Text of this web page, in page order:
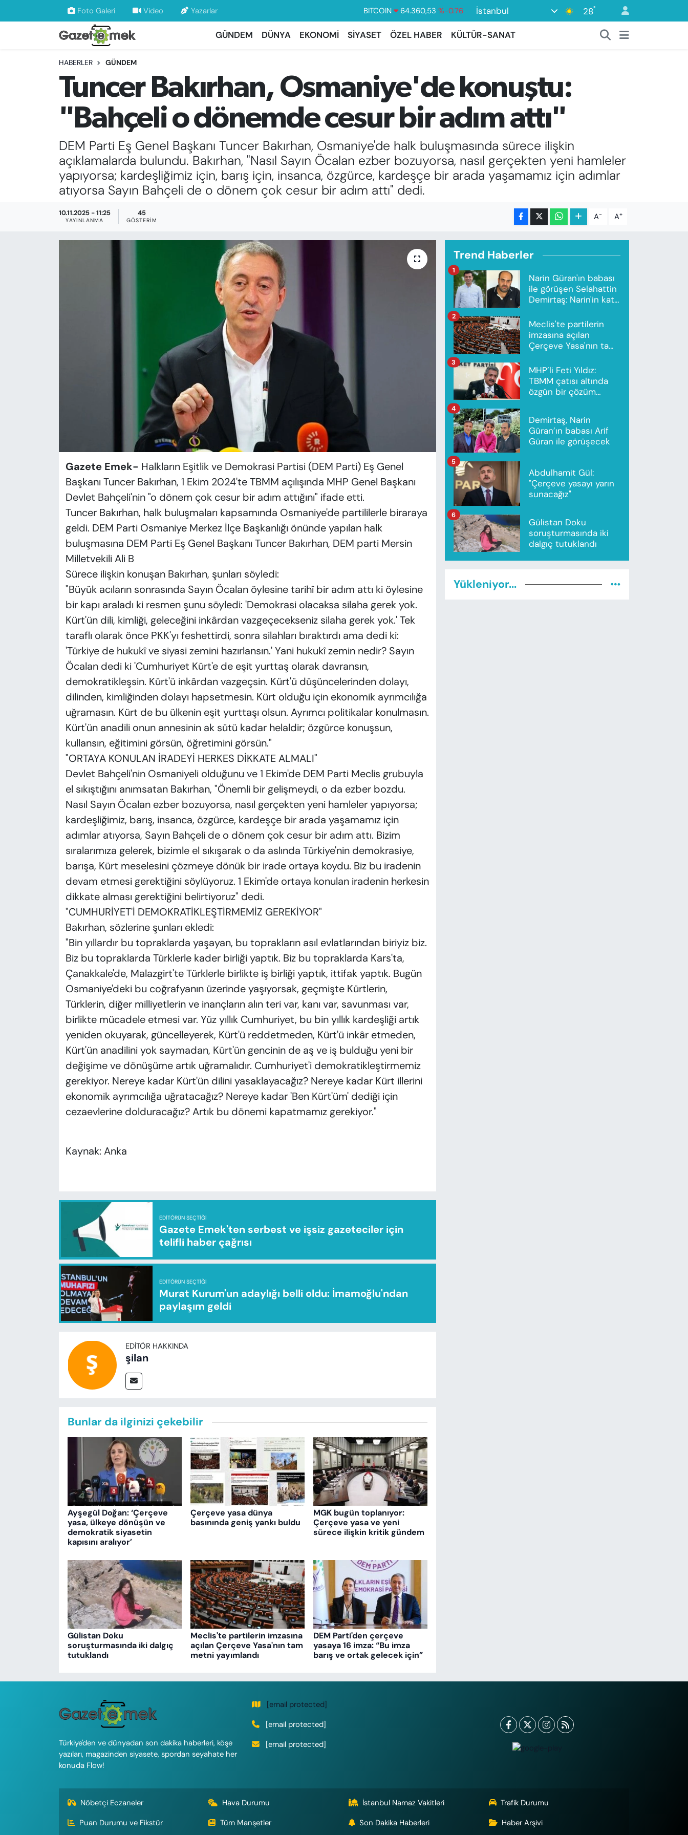
Foto Galeri Video Yazarlar BITCOIN 64.360,53 %-0.76
GRAM ALTIN
6574.81 %1.44
BİST100
13.887 %64
İstanbul 28°
GÜNDEM DÜNYA EKONOMİ SİYASET ÖZEL HABER KÜLTÜR-SANAT
HABERLER GÜNDEM
Tuncer Bakırhan, Osmaniye'de konuştu:
"Bahçeli o dönemde cesur bir adım attı"
DEM Parti Eş Genel Başkanı Tuncer Bakırhan, Osmaniye'de halk buluşmasında sürece ilişkin
açıklamalarda bulundu. Bakırhan, "Nasıl Sayın Öcalan ezber bozuyorsa, nasıl gerçekten yeni hamleler
yapıyorsa; kardeşliğimiz için, barış için, insanca, özgürce, kardeşçe bir arada yaşamamız için adımlar
atıyorsa Sayın Bahçeli de o dönem çok cesur bir adım attı" dedi.
10.11.2025 - 11:25
YAYINLANMA
45
GÖSTERIM A- A+
Gazete Emek- Halkların Eşitlik ve Demokrasi Partisi (DEM Parti) Eş Genel
Başkanı Tuncer Bakırhan, 1 Ekim 2024'te TBMM açılışında MHP Genel Başkanı
Devlet Bahçeli'nin "o dönem çok cesur bir adım attığını" ifade etti.
Tuncer Bakırhan, halk buluşmaları kapsamında Osmaniye'de partililerle biraraya
geldi. DEM Parti Osmaniye Merkez İlçe Başkanlığı önünde yapılan halk
buluşmasına DEM Parti Eş Genel Başkanı Tuncer Bakırhan, DEM parti Mersin
Milletvekili Ali B
Sürece ilişkin konuşan Bakırhan, şunları söyledi:
"Büyük acıların sonrasında Sayın Öcalan öylesine tarihî bir adım attı ki öylesine
bir kapı araladı ki resmen şunu söyledi: 'Demokrasi olacaksa silaha gerek yok.
Kürt'ün dili, kimliği, geleceğini inkârdan vazgeçecekseniz silaha gerek yok.' Tek
taraflı olarak önce PKK'yı feshettirdi, sonra silahları bıraktırdı ama dedi ki:
'Türkiye de hukukî ve siyasi zemini hazırlansın.' Yani hukukî zemin nedir? Sayın
Öcalan dedi ki 'Cumhuriyet Kürt'e de eşit yurttaş olarak davransın,
demokratikleşsin. Kürt'ü inkârdan vazgeçsin. Kürt'ü düşüncelerinden dolayı,
dilinden, kimliğinden dolayı hapsetmesin. Kürt olduğu için ekonomik ayrımcılığa
uğramasın. Kürt de bu ülkenin eşit yurttaşı olsun. Ayrımcı politikalar konulmasın.
Kürt'ün anadili onun annesinin ak sütü kadar helaldir; özgürce konuşsun,
kullansın, eğitimini görsün, öğretimini görsün."
"ORTAYA KONULAN İRADEYİ HERKES DİKKATE ALMALI"
Devlet Bahçeli'nin Osmaniyeli olduğunu ve 1 Ekim'de DEM Parti Meclis grubuyla
el sıkıştığını anımsatan Bakırhan, "Önemli bir gelişmeydi, o da ezber bozdu.
Nasıl Sayın Öcalan ezber bozuyorsa, nasıl gerçekten yeni hamleler yapıyorsa;
kardeşliğimiz, barış, insanca, özgürce, kardeşçe bir arada yaşamamız için
adımlar atıyorsa, Sayın Bahçeli de o dönem çok cesur bir adım attı. Bizim
sıralarımıza gelerek, bizimle el sıkışarak o da aslında Türkiye'nin demokrasiye,
barışa, Kürt meselesini çözmeye dönük bir irade ortaya koydu. Biz bu iradenin
devam etmesi gerektiğini söylüyoruz. 1 Ekim'de ortaya konulan iradenin herkesin
dikkate alması gerektiğini belirtiyoruz" dedi.
"CUMHURİYET'İ DEMOKRATİKLEŞTİRMEMİZ GEREKİYOR"
Bakırhan, sözlerine şunları ekledi:
"Bin yıllardır bu topraklarda yaşayan, bu toprakların asıl evlatlarından biriyiz biz.
Biz bu topraklarda Türklerle kader birliği yaptık. Biz bu topraklarda Kars'ta,
Çanakkale'de, Malazgirt'te Türklerle birlikte iş birliği yaptık, ittifak yaptık. Bugün
Osmaniye'deki bu coğrafyanın üzerinde yaşıyorsak, geçmişte Kürtlerin,
Türklerin, diğer milliyetlerin ve inançların alın teri var, kanı var, savunması var,
birlikte mücadele etmesi var. Yüz yıllık Cumhuriyet, bu bin yıllık kardeşliği artık
yeniden okuyarak, güncelleyerek, Kürt'ü reddetmeden, Kürt'ü inkâr etmeden,
Kürt'ün anadilini yok saymadan, Kürt'ün gencinin de aş ve iş bulduğu yeni bir
değişime ve dönüşüme artık uğramalıdır. Cumhuriyet'i demokratikleştirmemiz
gerekiyor. Nereye kadar Kürt'ün dilini yasaklayacağız? Nereye kadar Kürt illerini
ekonomik ayrımcılığa uğratacağız? Nereye kadar 'Ben Kürt'üm' dediği için
cezaevlerine dolduracağız? Artık bu dönemi kapatmamız gerekiyor."
Kaynak: Anka
EDITÖRÜN SEÇTIĞI
Gazete Emek'ten serbest ve işsiz gazeteciler için
telifli haber çağrısı
EDITÖRÜN SEÇTIĞI
Murat Kurum'un adaylığı belli oldu: İmamoğlu'ndan
paylaşım geldi
EDITÖR HAKKINDA
şilan
Bunlar da ilginizi çekebilir
Ayşegül Doğan: ‘Çerçeve
yasa, ülkeye dönüşün ve
demokratik siyasetin
kapısını aralıyor’
Çerçeve yasa dünya
basınında geniş yankı buldu
MGK bugün toplanıyor:
Çerçeve yasa ve yeni
sürece ilişkin kritik gündem
Gülistan Doku
soruşturmasında iki dalgıç
tutuklandı
Meclis'te partilerin imzasına
açılan Çerçeve Yasa'nın tam
metni yayımlandı
DEM Parti'den çerçeve
yasaya 16 imza: “Bu imza
barış ve ortak gelecek için”
Trend Haberler
Narin Güran'ın babası
ile görüşen Selahattin
Demirtaş: Narin'in katili
1
Meclis'te partilerin
imzasına açılan
Çerçeve Yasa'nın tam
2
MHP’li Feti Yıldız:
TBMM çatısı altında
özgün bir çözüm
3
Demirtaş, Narin
Güran’ın babası Arif
Güran ile görüşecek
4
Abdulhamit Gül:
"Çerçeve yasayı yarın
sunacağız"
5
Gülistan Doku
soruşturmasında iki
dalgıç tutuklandı
6
Yükleniyor...
Türkiye'den ve dünyadan son dakika haberleri, köşe
yazıları, magazinden siyasete, spordan seyahate her
konuda Flow!
[email protected]
[email protected]
[email protected]
Nöbetçi Eczaneler Hava Durumu İstanbul Namaz Vakitleri
Trafik Durumu
Puan Durumu ve Fikstür
Tüm Manşetler Son Dakika Haberleri Haber Arşivi
DÜNYA
EKONOMİ
EMEK HABERLERİ
YENİ MEDYADA EMEK GAZETECİLİĞİNİ
FAYDALI BİLGİLER
GÜNDEM
VAN VE DİYARBAKIR HABERLERİ
Nöbetçi Eczaneler
Hava Durumu
İstanbul Namaz Vakitleri
Trafik Durumu
Süper Lig Puan Durumu ve Fikstür
Tüm Manşetler
Son Dakika Haberleri
Haber Arşivi